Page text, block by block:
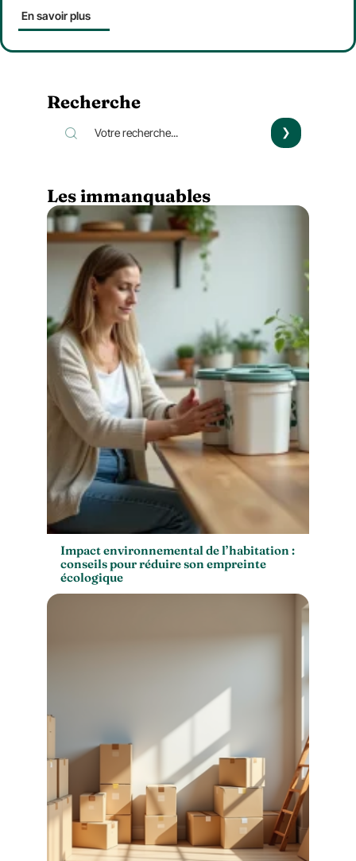
En savoir plus
Recherche
Les immanquables
Impact environnemental de l’habitation :
conseils pour réduire son empreinte
écologique